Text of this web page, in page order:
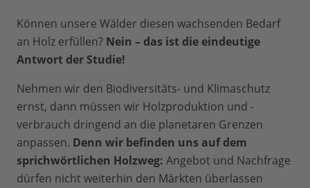
Können unsere Wälder diesen wachsenden Bedarf
an Holz erfüllen? Nein – das ist die eindeutige
Antwort der Studie!
Nehmen wir den Biodiversitäts- und Klimaschutz
ernst, dann müssen wir Holzproduktion und -
verbrauch dringend an die planetaren Grenzen
anpassen. Denn wir befinden uns auf dem
sprichwörtlichen Holzweg: Angebot und Nachfrage
dürfen nicht weiterhin den Märkten überlassen